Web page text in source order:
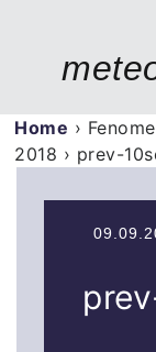
Home ›
2018 › prev-